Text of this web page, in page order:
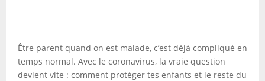
Être parent quand on est malade, c’est déjà compliqué en
temps normal. Avec le coronavirus, la vraie question
devient vite : comment protéger tes enfants et le reste du